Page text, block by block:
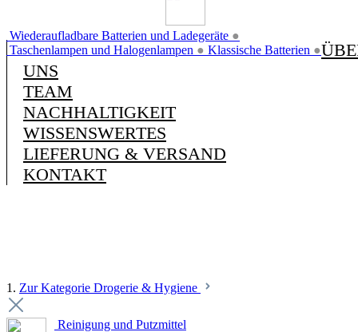
Wiederaufladbare Batterien und Ladegeräte ●
Taschenlampen und Halogenlampen ● Klassische Batterien ●
UNS
TEAM
NACHHALTIGKEIT
WISSENSWERTES
LIEFERUNG & VERSAND
KONTAKT
1. Zur Kategorie Drogerie & Hygiene
Reinigung und Putzmittel